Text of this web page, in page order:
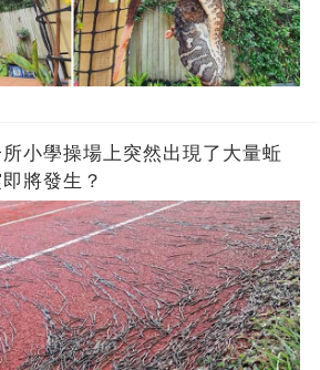
小學操場上突然出現了大量蚯
將發生？